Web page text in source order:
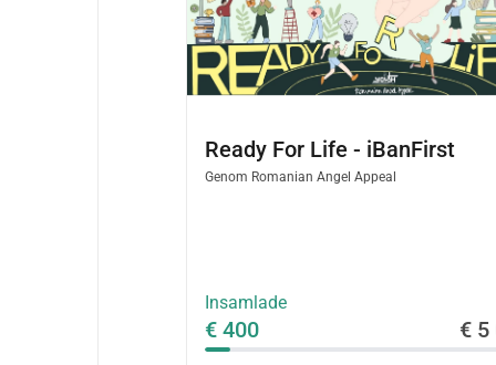
Ready For Life - iBanFirst
Genom Romanian Angel Appeal
Insamlade
€ 400 € 5